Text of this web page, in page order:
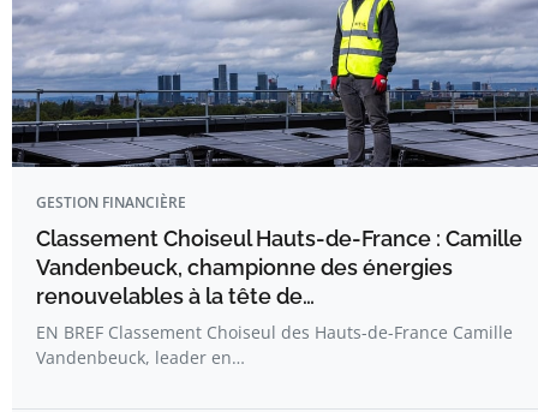
GESTION FINANCIÈRE
Classement Choiseul Hauts-de-France : Camille
Vandenbeuck, championne des énergies
renouvelables à la tête de…
EN BREF Classement Choiseul des Hauts-de-France Camille
Vandenbeuck, leader en…